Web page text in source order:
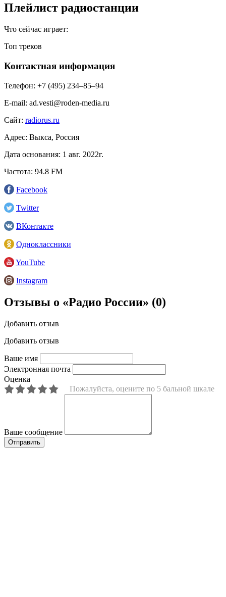
Плейлист радиостанции
Что сейчас играет:
Топ треков
Контактная информация
Телефон: +7 (495) 234‒85‒94
E-mail: ad.vesti@roden-media.ru
Сайт: radiorus.ru
Адрес: Выкса, Россия
Дата основания: 1 авг. 2022г.
Частота: 94.8 FM
Facebook
Twitter
ВКонтакте
Одноклассники
YouTube
Instagram
Отзывы о «Радио России» (0)
Добавить отзыв
Добавить отзыв
Ваше имя
Электронная почта
Оценка
Пожалуйста, оцените по 5 бальной шкале
Ваше сообщение